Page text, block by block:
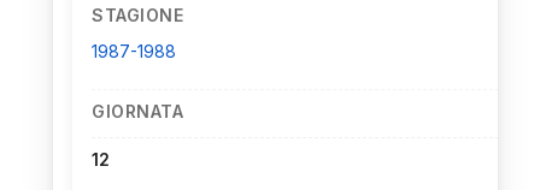
STAGIONE
1987-1988
GIORNATA
12